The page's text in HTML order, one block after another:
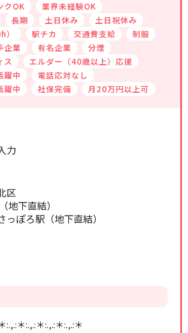
指定なし
指定なし
りません。
クOK
業界未経験OK
長期 土日休み
土日祝休み
駅チカ 交通費支給
制服
企業 有名企業
分煙
ス
エルダー（40歳以上）応援
躍中
電話応対なし
躍中
社保完備 月20万円以上可
力
区
下直結）
ぽろ駅（地下直結）
:.,.:＊:.,.:＊:.,.:＊:.,.:＊